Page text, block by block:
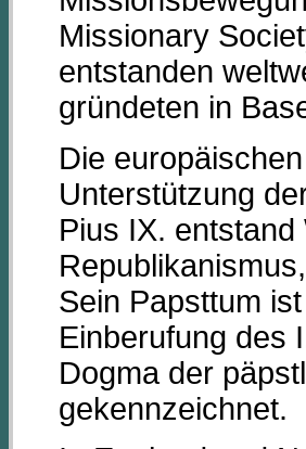
Missionary
entstanden
gründeten in
Die
Unterstützung
Pius IX.
Sein Papsttum
Einberufung des
Dogma der
gekennzeichnet.